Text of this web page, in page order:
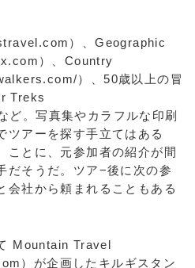
）、Geographic
）、Country
）、50歳以上の冒
Treks
。写真集やカラフルな印刷
ツアーを探す手立てはある
ことに、元参加者の紹介が間
だそうだ。ツア−後に次の参
会社から頼まれることもある
Mountain Travel
）が企画したキルギスタン